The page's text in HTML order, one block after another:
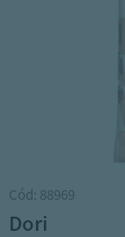
Cód: 88969
dori